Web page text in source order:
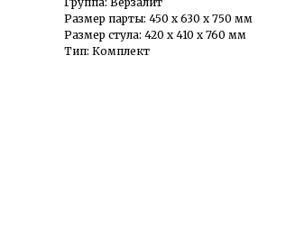
Размер парты: 450 х 630 х 750 мм
Размер стула: 420 х 410 х 760 мм
Тип: Комплект